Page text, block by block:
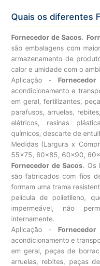
Quais os diferentes
Fornecedor de Sacos.
são embalagens com
armazenamento de
calor e umidade com o
Aplicação -
acondicionamento e
em geral, fertilizantes,
parafusos, arruelas,
elétricos, resinas
químicos, descarte de
Medidas (Largura x
55×75, 60×85, 60×90,
Fornecedor de Sacos. Os
são fabricados com fios
formam uma trama
película de polietileno,
impermeável, não
internamente.
Aplicação -
acondicionamento e
em geral, peças de
arruelas, rebites, peças